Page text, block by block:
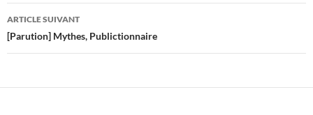
articles
ARTICLE SUIVANT
[Parution] Mythes, Publictionnaire